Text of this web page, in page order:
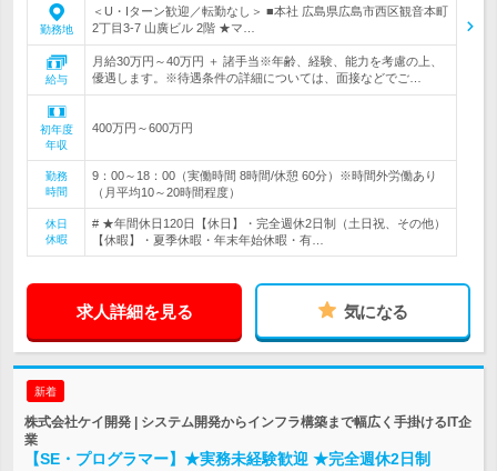
勤務地
＜U・Iターン歓迎／転勤なし＞ ■本社 広島県広島市西区観音本町
2丁目3-7 山廣ビル 2階 ★マ…
給与
月給30万円～40万円 ＋ 諸手当※年齢、経験、能力を考慮の上、
優遇します。※待遇条件の詳細については、面接などでご…
初年度
年収
400万円～600万円
勤務
時間
9：00～18：00（実働時間 8時間/休憩 60分）※時間外労働あり
（月平均10～20時間程度）
休日
休暇
# ★年間休日120日【休日】・完全週休2日制（土日祝、その他）
【休暇】・夏季休暇・年末年始休暇・有…
求人詳細を見る 気になる
新着
株式会社ケイ開発 | システム開発からインフラ構築まで幅広く手掛けるIT企
業
【SE・プログラマー】★実務未経験歓迎 ★完全週休2日制